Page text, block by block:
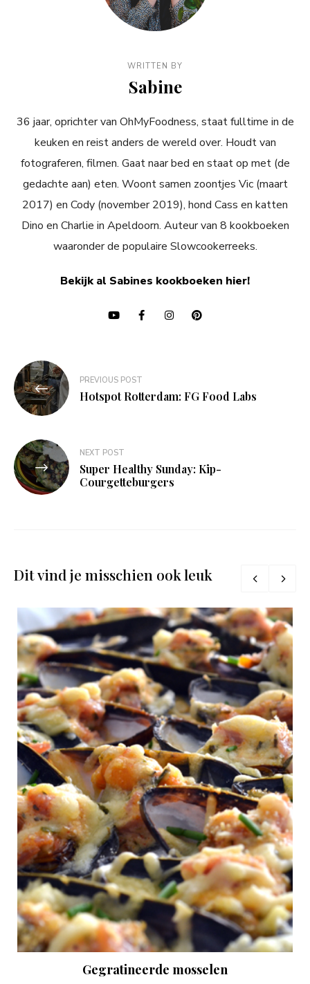
WRITTEN BY
Sabine
36 jaar, oprichter van OhMyFoodness, staat fulltime in de
keuken en reist anders de wereld over. Houdt van
fotograferen, filmen. Gaat naar bed en staat op met (de
gedachte aan) eten. Woont samen zoontjes Vic (maart
2017) en Cody (november 2019), hond Cass en katten
Dino en Charlie in Apeldoorn. Auteur van 8 kookboeken
waaronder de populaire Slowcookerreeks.
Bekijk al Sabines kookboeken hier!
Bericht
navigatie
PREVIOUS POST
Hotspot Rotterdam: FG Food Labs
NEXT POST
Super Healthy Sunday: Kip-
Courgetteburgers
Dit vind je misschien ook leuk
Gegratineerde mosselen